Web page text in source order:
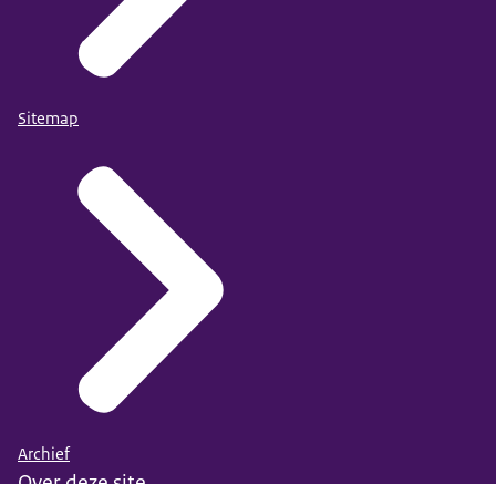
Sitemap
Archief